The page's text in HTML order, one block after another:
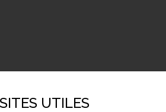
SITES UTILES